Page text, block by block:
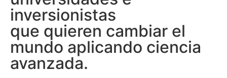
inversionistas
que quieren cambiar el
mundo aplicando ciencia
avanzada.